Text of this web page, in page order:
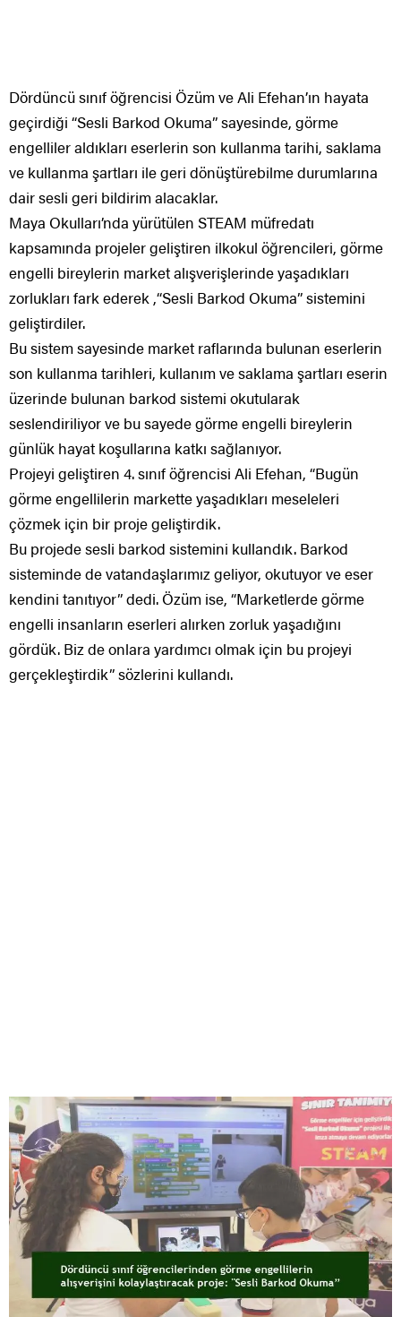
Dördüncü sınıf öğrencisi Özüm ve Ali Efehan’ın hayata
geçirdiği “Sesli Barkod Okuma” sayesinde, görme
engelliler aldıkları eserlerin son kullanma tarihi, saklama
ve kullanma şartları ile geri dönüştürebilme durumlarına
dair sesli geri bildirim alacaklar.
Maya Okulları’nda yürütülen STEAM müfredatı
kapsamında projeler geliştiren ilkokul öğrencileri, görme
engelli bireylerin market alışverişlerinde yaşadıkları
zorlukları fark ederek ,“Sesli Barkod Okuma” sistemini
geliştirdiler.
Bu sistem sayesinde market raflarında bulunan eserlerin
son kullanma tarihleri, kullanım ve saklama şartları eserin
üzerinde bulunan barkod sistemi okutularak
seslendiriliyor ve bu sayede görme engelli bireylerin
günlük hayat koşullarına katkı sağlanıyor.
Projeyi geliştiren 4. sınıf öğrencisi Ali Efehan, “Bugün
görme engellilerin markette yaşadıkları meseleleri
çözmek için bir proje geliştirdik.
Bu projede sesli barkod sistemini kullandık. Barkod
sisteminde de vatandaşlarımız geliyor, okutuyor ve eser
kendini tanıtıyor” dedi. Özüm ise, “Marketlerde görme
engelli insanların eserleri alırken zorluk yaşadığını
gördük. Biz de onlara yardımcı olmak için bu projeyi
gerçekleştirdik” sözlerini kullandı.